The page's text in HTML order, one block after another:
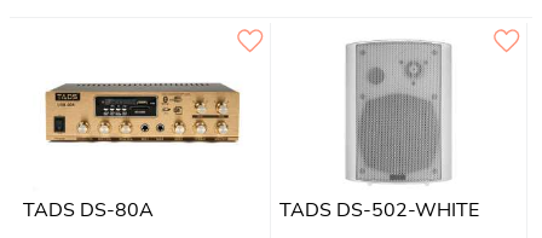
TADS DS-80A TADS DS-502-WHITE